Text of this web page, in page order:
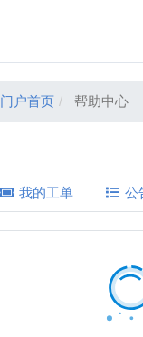
门户首页 帮助中心
我的工单 公